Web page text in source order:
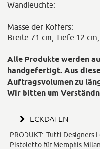
Wandleuchte:
Masse der Koffers:
Breite 71 cm, Tiefe 12
Alle Produkte werden
handgefertigt. Aus
Auftragsvolumen zu
Wir bitten um
ECKDATEN
PRODUKT: Tutti Designers
Pistoletto für Memphis